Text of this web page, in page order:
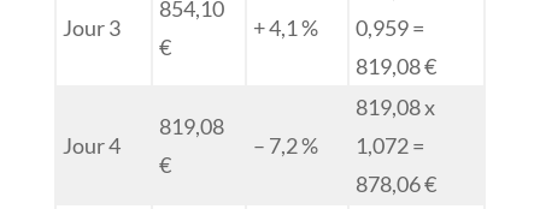
Jour 3
854,10
€
+ 4,1 %
0,959 =
819,08 €
Jour 4
819,08
€
– 7,2 %
819,08 x
1,072 =
878,06 €